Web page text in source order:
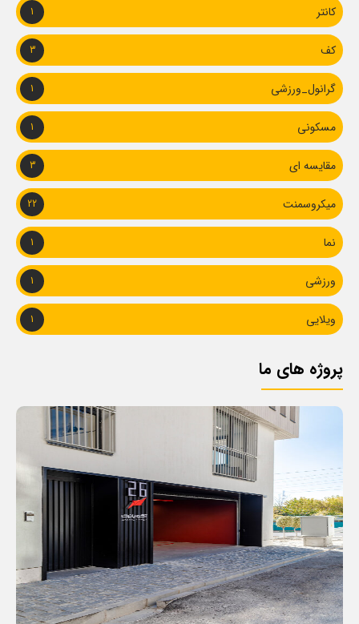
کانتر 1
کف 3
گرانول_ورزشی 1
مسکونی 1
مقایسه ای 3
میکروسمنت 22
نما 1
ورزشی 1
ویلایی 1
پروژه های ما